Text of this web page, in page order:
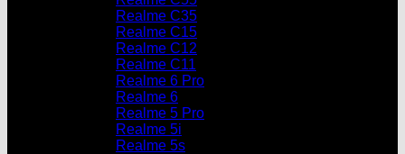
Realme C35
Realme C15
Realme C12
Realme C11
Realme 6 Pro
Realme 6
Realme 5 Pro
Realme 5i
Realme 5s